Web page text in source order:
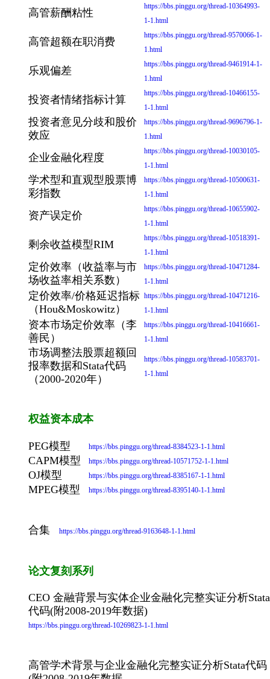
高管薪酬粘性
https://bbs.pinggu.org/thread-10364993-
1-1.html
高管超额在职消费
https://bbs.pinggu.org/thread-9570066-1-
1.html
乐观偏差
https://bbs.pinggu.org/thread-9461914-1-
1.html
投资者情绪指标计算
https://bbs.pinggu.org/thread-10466155-
1-1.html
投资者意见分歧和股价
效应
https://bbs.pinggu.org/thread-9696796-1-
1.html
企业金融化程度
https://bbs.pinggu.org/thread-10030105-
1-1.html
学术型和直观型股票博
彩指数
https://bbs.pinggu.org/thread-10500631-
1-1.html
资产误定价
https://bbs.pinggu.org/thread-10655902-
1-1.html
剩余收益模型RIM
https://bbs.pinggu.org/thread-10518391-
1-1.html
定价效率（收益率与市
场收益率相关系数）
https://bbs.pinggu.org/thread-10471284-
1-1.html
定价效率/价格延迟指标
（Hou&Moskowitz）
https://bbs.pinggu.org/thread-10471216-
1-1.html
资本市场定价效率（李
善民）
https://bbs.pinggu.org/thread-10416661-
1-1.html
市场调整法股票超额回
报率数据和Stata代码
（2000-2020年）
https://bbs.pinggu.org/thread-10583701-
1-1.html
权益资本成本
PEG模型 https://bbs.pinggu.org/thread-8384523-1-1.html
CAPM模型 https://bbs.pinggu.org/thread-10571752-1-1.html
OJ模型 https://bbs.pinggu.org/thread-8385167-1-1.html
MPEG模型 https://bbs.pinggu.org/thread-8395140-1-1.html
合集 https://bbs.pinggu.org/thread-9163648-1-1.html
论文复刻系列
CEO 金融背景与实体企业金融化完整实证分析Stata
代码(附2008-2019年数据)
https://bbs.pinggu.org/thread-10269823-1-1.html
高管学术背景与企业金融化完整实证分析Stata代码